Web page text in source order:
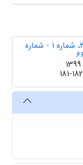
دوره 39، شماره 1 - شماره
181-182